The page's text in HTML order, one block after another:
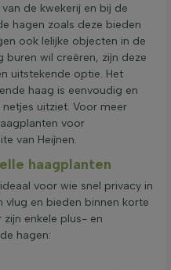
de kwekerij en bij de
hagen zoals deze bieden
ook lelijke objecten in de
buren wil creëren, zijn deze
uitstekende optie. Het
haag is eenvoudig en
uitziet. Voor meer
voor
van Heijnen.
haagplanten
voor wie snel privacy in
vlug en bieden binnen korte
enkele plus- en
hagen: